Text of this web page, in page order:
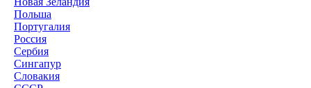
Польша
Португалия
Россия
Сербия
Сингапур
Словакия